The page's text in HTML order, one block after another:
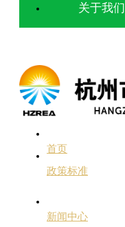
关于我们
首页
政策标准
新闻中心